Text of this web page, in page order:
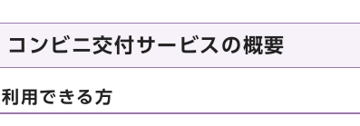
コンビニ交付サービスの概要
利用できる方